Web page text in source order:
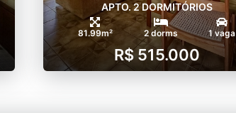
APTO. 2 DORMITÓRIOS
81.99m² 2 dorms 1 vaga
R$ 515.000